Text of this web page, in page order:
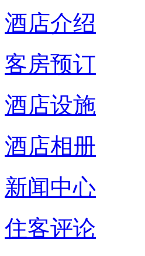
酒店介绍
客房预订
酒店设施
酒店相册
新闻中心
住客评论